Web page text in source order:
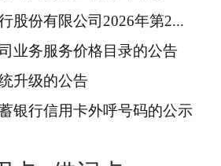
股份有限公司2026年第2...
业务服务价格目录的公告
升级的公告
银行信用卡外呼号码的公示